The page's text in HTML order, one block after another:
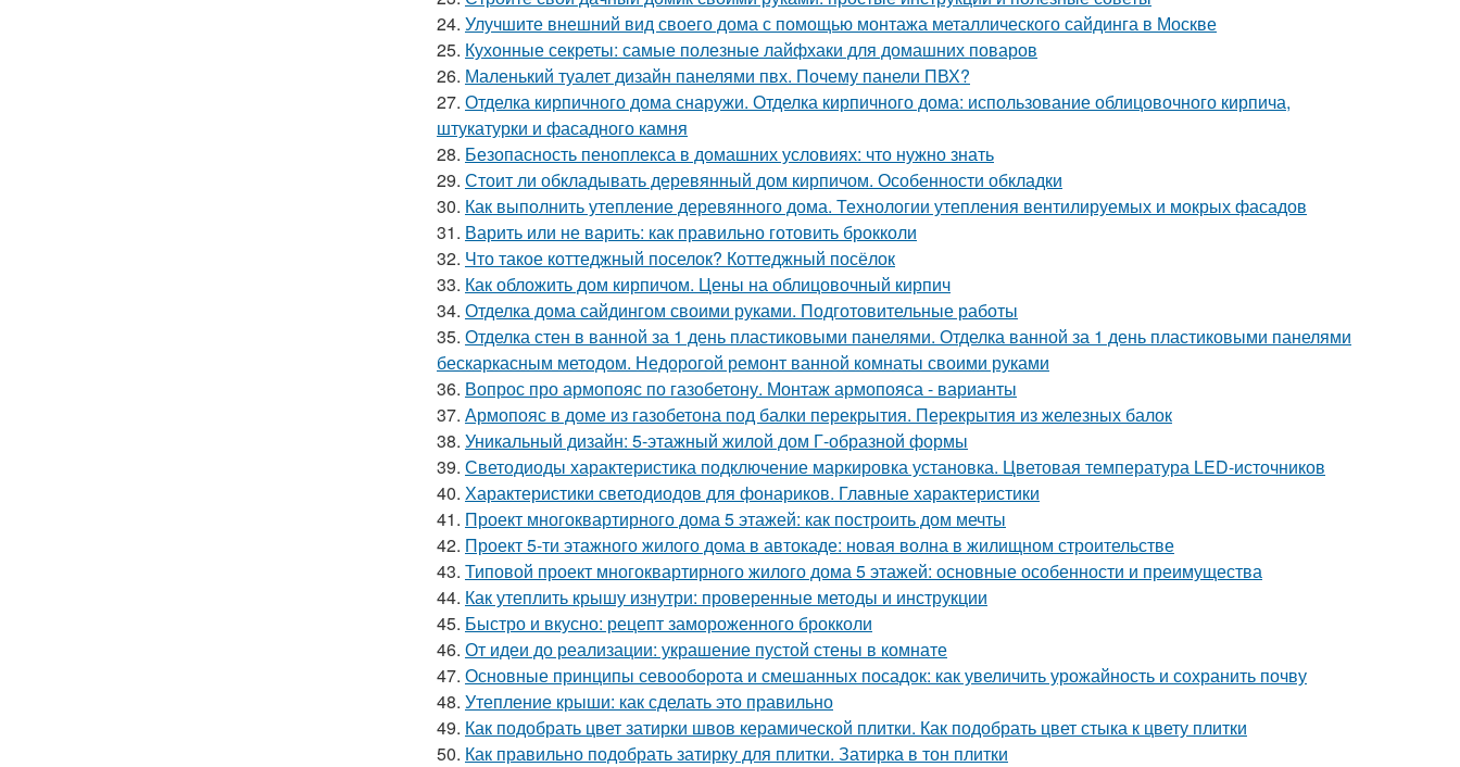
24. Улучшите внешний вид своего дома с помощью монтажа металлического сайдинга в Москве
25. Кухонные секреты: самые полезные лайфхаки для домашних поваров
26. Маленький туалет дизайн панелями пвх. Почему панели ПВХ?
27. Отделка кирпичного дома снаружи. Отделка кирпичного дома: использование облицовочного кирпича,
штукатурки и фасадного камня
28. Безопасность пеноплекса в домашних условиях: что нужно знать
29. Стоит ли обкладывать деревянный дом кирпичом. Особенности обкладки
30. Как выполнить утепление деревянного дома. Технологии утепления вентилируемых и мокрых фасадов
31. Варить или не варить: как правильно готовить брокколи
32. Что такое коттеджный поселок? Коттеджный посёлок
33. Как обложить дом кирпичом. Цены на облицовочный кирпич
34. Отделка дома сайдингом своими руками. Подготовительные работы
35. Отделка стен в ванной за 1 день пластиковыми панелями. Отделка ванной за 1 день пластиковыми панелями
бескаркасным методом. Недорогой ремонт ванной комнаты своими руками
36. Вопрос про армопояс по газобетону. Монтаж армопояса - варианты
37. Армопояс в доме из газобетона под балки перекрытия. Перекрытия из железных балок
38. Уникальный дизайн: 5-этажный жилой дом Г-образной формы
39. Светодиоды характеристика подключение маркировка установка. Цветовая температура LED-источников
40. Характеристики светодиодов для фонариков. Главные характеристики
41. Проект многоквартирного дома 5 этажей: как построить дом мечты
42. Проект 5-ти этажного жилого дома в автокаде: новая волна в жилищном строительстве
43. Типовой проект многоквартирного жилого дома 5 этажей: основные особенности и преимущества
44. Как утеплить крышу изнутри: проверенные методы и инструкции
45. Быстро и вкусно: рецепт замороженного брокколи
46. От идеи до реализации: украшение пустой стены в комнате
47. Основные принципы севооборота и смешанных посадок: как увеличить урожайность и сохранить почву
48. Утепление крыши: как сделать это правильно
49. Как подобрать цвет затирки швов керамической плитки. Как подобрать цвет стыка к цвету плитки
50. Как правильно подобрать затирку для плитки. Затирка в тон плитки